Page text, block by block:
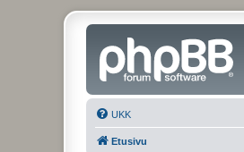
UKK
Etusivu